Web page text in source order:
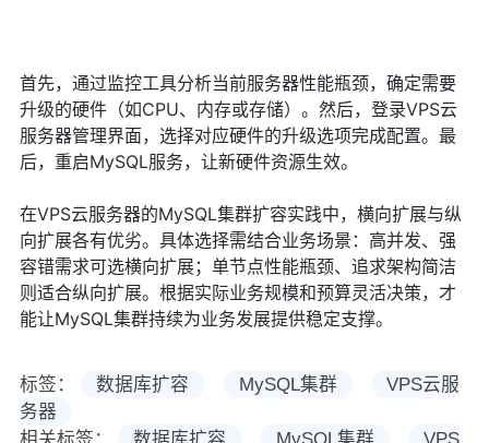
首先，通过监控工具分析当前服务器性能瓶颈，确定需要
升级的硬件（如CPU、内存或存储）。然后，登录VPS云
服务器管理界面，选择对应硬件的升级选项完成配置。最
后，重启MySQL服务，让新硬件资源生效。
在VPS云服务器的MySQL集群扩容实践中，横向扩展与纵
向扩展各有优劣。具体选择需结合业务场景：高并发、强
容错需求可选横向扩展；单节点性能瓶颈、追求架构简洁
则适合纵向扩展。根据实际业务规模和预算灵活决策，才
能让MySQL集群持续为业务发展提供稳定支撑。
标签： 数据库扩容 MySQL集群
VPS云服
务器